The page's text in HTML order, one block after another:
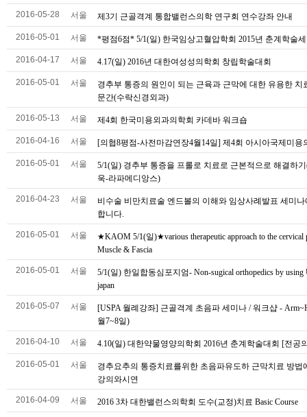
2016-05-28 서울 제3기 근골격계 통합밸런스의학 연구회 연수강좌 안내
2016-05-01 서울 *평점6점* 5/1(일) 한국임상고혈압학회 2015년 춘계학술
2016-04-17 서울 4.17(일) 2016년 대한여성성의학회 창립학술대회
2016-05-01 서울
경추부 통증의 원인이 되는 근육과 근막에 대한 유용한 치
문간(수락신경외과)
2016-05-13 서울 제4회 한국미용외과의학회 카데바 워크숍
2016-04-16 서울 [의협8평점-사전마감연장4월14일] 제4회 아시아국제미용
2016-05-01 서울
5/1(일) 경추부 통증을 프롤로 치료로 근본적으로 해결하
욱-라파메디앙스)
2016-04-23 서울
비수술 비만치료술 엔드볼의 이해와 임상사례발표 세미나
합니다.
2016-05-01 서울
★KAOM 5/1(일)★various therapeutic approach to the cervical
Muscle & Fascia
2016-05-01 서울
5/1(일) 한일합동심포지엄- Non-sugical orthopedics by using
japan
2016-05-07 서울
[USPA 월례강좌] 근골격계 초음파 세미나 / 워크샵 -
월7~8일)
2016-04-10 서울 4.10(일) 대한약물영양의학회 2016년 춘계학술대회 [전공
2016-05-01 서울
경추요추의 통증치료를위한 초음파유도하 근막치료 방법
강의와시연
2016-04-09 서울 2016 3차 대한밸런스의학회 도수(교정)치료 Basic Course